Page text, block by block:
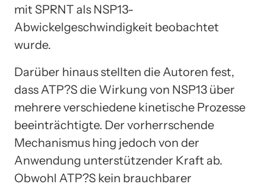
mit SPRNT als NSP13-
Abwickelgeschwindigkeit beobachtet
wurde.
Darüber hinaus stellten die Autoren fest,
dass ATP?S die Wirkung von NSP13 über
mehrere verschiedene kinetische Prozesse
beeinträchtigte. Der vorherrschende
Mechanismus hing jedoch von der
Anwendung unterstützender Kraft ab.
Obwohl ATP?S kein brauchbarer